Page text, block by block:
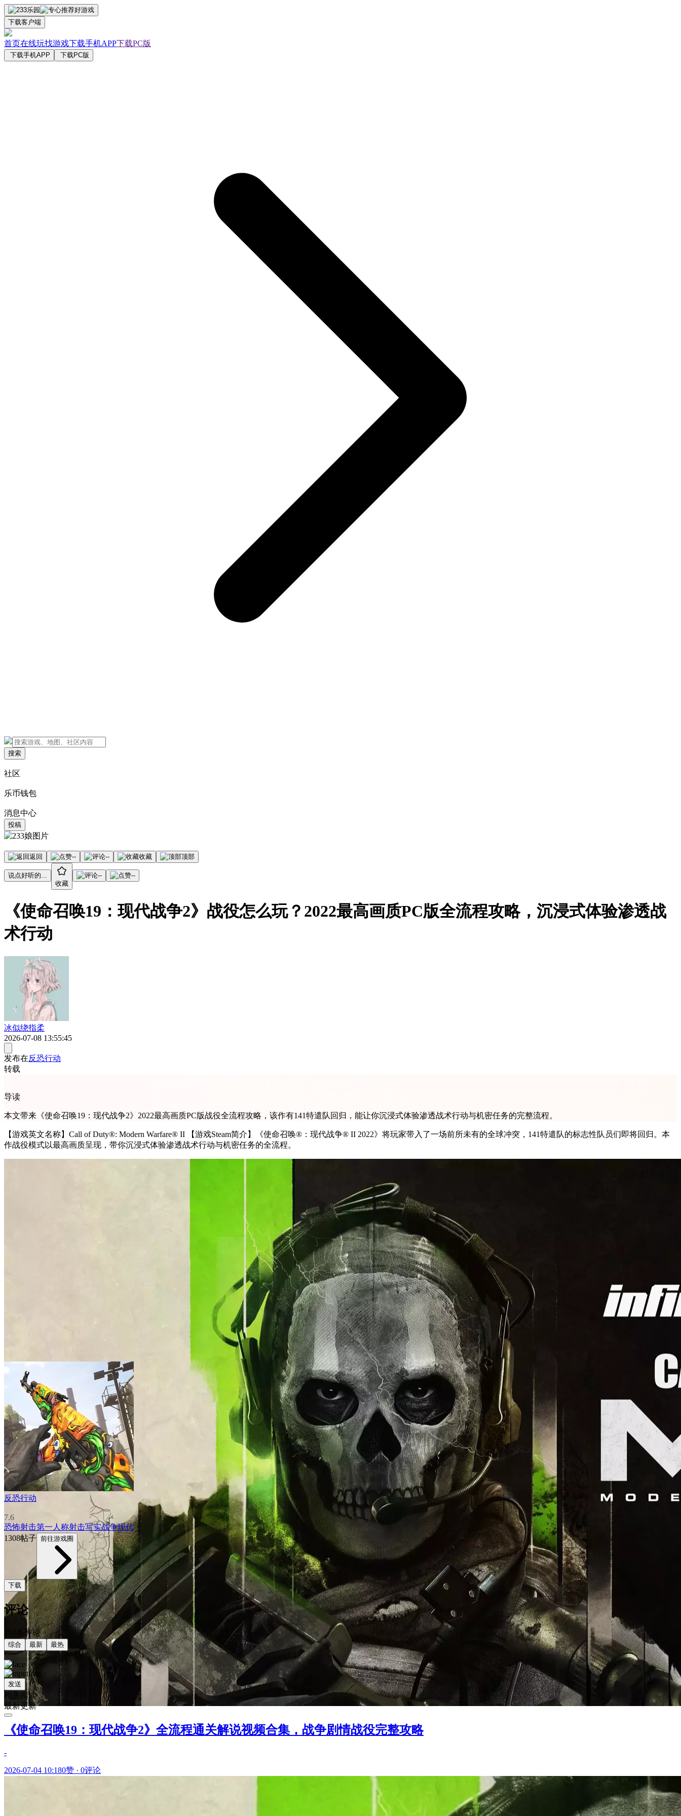
下载客户端
首页在线玩找游戏下载手机APP下载PC版
下载手机APP 下载PC版
搜索
社区
乐币钱包
消息中心
投稿
返回 -- -- 收藏 顶部
说点好听的...
收藏
-- --
《使命召唤19：现代战争2》战役怎么玩？2022最高画质PC版全流程攻略，沉浸式体验渗透战
术行动
冰似绕指柔
2026-07-08 13:55:45
发布在反恐行动
转载
导读
本文带来《使命召唤19：现代战争2》2022最高画质PC版战役全流程攻略，该作有141特遣队回归，能让你沉浸式体验渗透战术行动与机密任务的完整流程。
【游戏英文名称】Call of Duty®: Modern Warfare® II 【游戏Steam简介】《使命召唤®：现代战争® II 2022》将玩家带入了一场前所未有的全球冲突，141特遣队的标志性队员们即将回归。本
作战役模式以最高画质呈现，带你沉浸式体验渗透战术行动与机密任务的全流程。
反恐行动
7.6
恐怖射击第一人称射击写实战争现代
1308帖子 前往游戏圈
下载
评论
共0条评论
综合 最新 最热
发送
相关阅读
最新更新
《使命召唤19：现代战争2》全流程通关解说视频合集，战争剧情战役完整攻略
-
2026-07-04 10:180赞 · 0评论